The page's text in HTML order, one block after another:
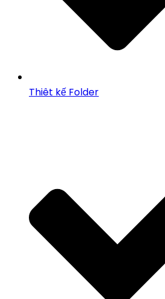
Thiêt kế Folder